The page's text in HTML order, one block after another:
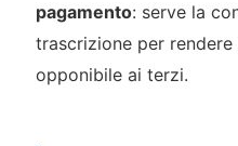
pagamento: serve la
trascrizione per rendere
opponibile ai terzi.